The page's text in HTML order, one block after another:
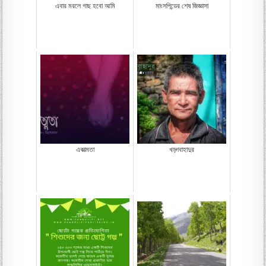
এবার মরলে গাছ হবো আমি মাংসপিন্ডের শেষ জিজ্ঞাসা
একাত্মতা খড়্গবাহাদুর